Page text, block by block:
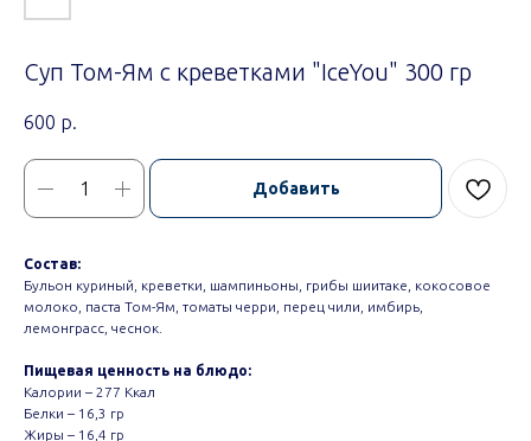
Суп Том-Ям с креветками "IceYou" 300 гр
600 р.
Добавить
Состав:
Бульон куриный, креветки, шампиньоны, грибы шиитаке, кокосовое
молоко, паста Том-Ям, томаты черри, перец чили, имбирь,
лемонграсс, чеснок.
Пищевая ценность на блюдо:
Калории – 277 Ккал
Белки – 16,3 гр
Жиры – 16,4 гр